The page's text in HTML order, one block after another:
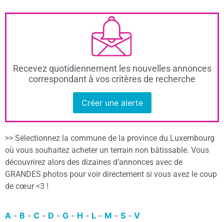
Recevez quotidiennement les nouvelles annonces
correspondant à vos critères de recherche
Créer une alerte
>> Sélectionnez la commune de la province du Luxembourg
où vous souhaitez acheter un terrain non bâtissable. Vous
découvrirez alors des dizaines d’annonces avec de
GRANDES photos pour voir directement si vous avez le coup
de cœur <3 !
A - B - C - D - G - H - L - M - S - V